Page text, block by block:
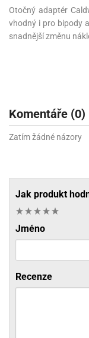
Otočný adaptér
vhodný i pro bipody
snadnější změnu
Komentáře (0)
Zatím žádné názory
Jak produkt
Jméno
Recenze